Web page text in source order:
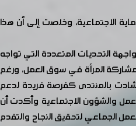
الاجتماعية، وخلصت إلى أن هذا
التحديات المتعددة التي تواجه
الكبيرة في مشاركة المرأة في سوق العمل، ورغم
بالمنتدى كفرصة فريدة لدعم
والشؤون الاجتماعية وأكدت أن
الجماعي لتحقيق النجاح والتقدم